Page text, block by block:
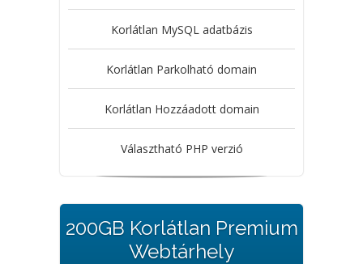
Korlátlan MySQL adatbázis
Korlátlan Parkolható domain
Korlátlan Hozzáadott domain
Választható PHP verzió
200GB Korlátlan Premium
Webtárhely